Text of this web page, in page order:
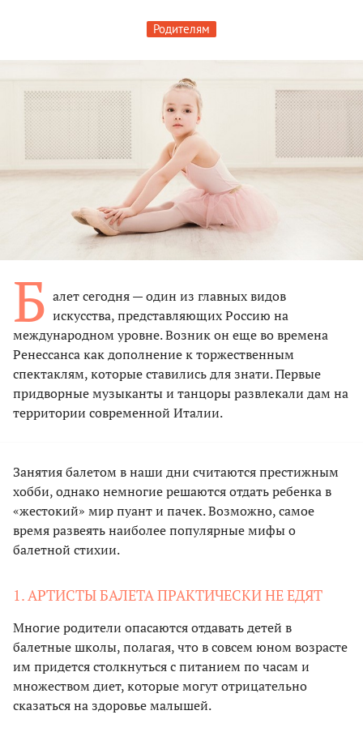
Родителям
Б алет сегодня — один из главных видов
искусства, представляющих Россию на
международном уровне. Возник он еще во времена
Ренессанса как дополнение к торжественным
спектаклям, которые ставились для знати. Первые
придворные музыканты и танцоры развлекали дам на
территории современной Италии.
Занятия балетом в наши дни считаются престижным
хобби, однако немногие решаются отдать ребенка в
«жестокий» мир пуант и пачек. Возможно, самое
время развеять наиболее популярные мифы о
балетной стихии.
1. АРТИСТЫ БАЛЕТА ПРАКТИЧЕСКИ НЕ ЕДЯТ
Многие родители опасаются отдавать детей в
балетные школы, полагая, что в совсем юном возрасте
им придется столкнуться с питанием по часам и
множеством диет, которые могут отрицательно
сказаться на здоровье малышей.